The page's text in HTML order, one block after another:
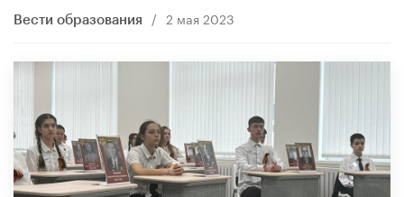
Вести образования / 2 мая 2023